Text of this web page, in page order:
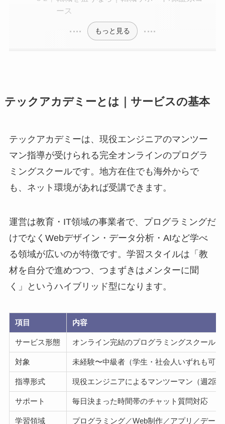
ース
もっと見る
テックアカデミーとは｜サービスの基本
テックアカデミーは、現役エンジニアのマンツー
マン指導が受けられる完全オンラインのプログラ
ミングスクールです。地方在住でも海外からで
も、ネット環境があれば受講できます。
運営は教育・IT領域の事業者で、プログラミングだ
けでなくWebデザイン・データ分析・AIなど学べ
る領域が広いのが特徴です。学習スタイルは「教
材を自分で進めつつ、つまずきはメンターに聞
く」というハイブリッド型になります。
項目 内容
サービス形態 オンライン完結のプログラミングスクール
対象 未経験〜中級者（学生・社会人いずれも可）
指導形式 現役エンジニアによるマンツーマン（週2回
サポート 毎日決まった時間帯のチャット質問対応
学習領域 プログラミング／Web制作／アプリ／デー